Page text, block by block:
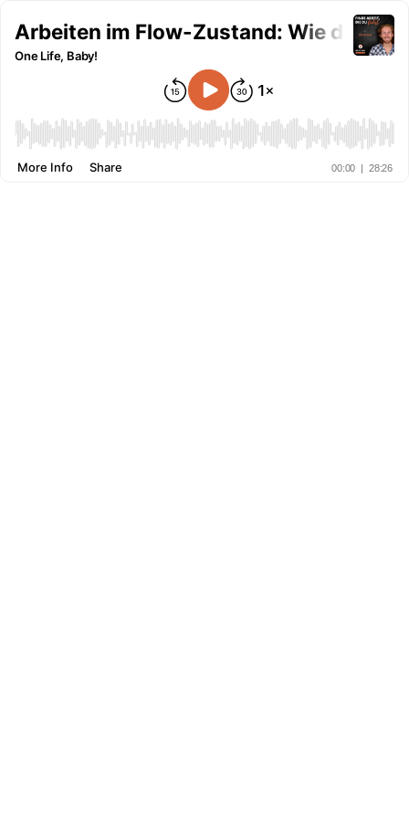
Arbeiten im Flow-Zustand: Wie du
One Life, Baby!
00:00 | 28:26
More Info Share